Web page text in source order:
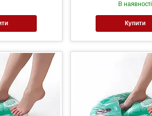
В наявності
Купити